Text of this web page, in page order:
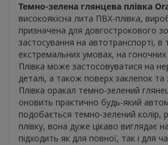
Темно-зелена глянцева плівка
високоякісна лита ПВХ-плівка,
призначена для довгострокового
застосування на автотранспорті, в
екстремальних умовах, на
Плівка може застосовуватися на
деталі, а також поверх заклепок
Плівка оракал темно-зелений
оновить практично будь-який
подобається темно-зелений колір,
плівку, вона дуже цікаво виглядає
підходить як для повної, так і для